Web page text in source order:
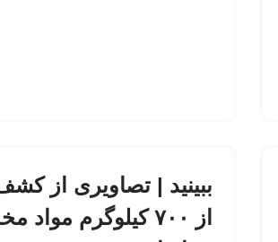
ببینید | تصاویری از
از ۷۰۰ کیلوگرم مواد